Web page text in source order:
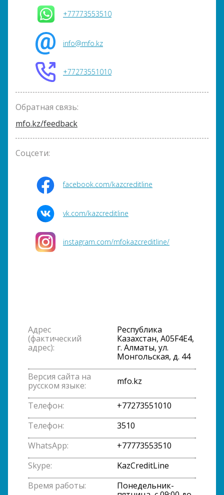
+77773553510
info@mfo.kz
+77273551010
Обратная связь:
mfo.kz/feedback
Соцсети:
facebook.com/kazcreditline
vk.com/kazcreditline
instagram.com/mfokazcreditline/
Адрес
(фактический
адрес):
Республика
Казахстан, A05F4E4,
г. Алматы, ул.
Монгольская, д. 44
Версия сайта на
русском языке:
mfo.kz
Телефон:
+77273551010
Телефон:
3510
WhatsApp:
+77773553510
Skype:
KazCreditLine
Время работы:
Понедельник-